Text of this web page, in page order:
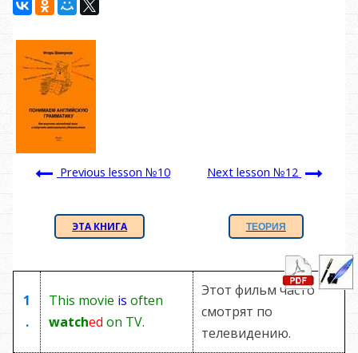
Previous lesson №10 Next lesson №12
ЭТА КНИГА ТЕОРИЯ
1
.
This movie is often
watched on TV.
Этот фильм часто
смотрят по
телевидению.